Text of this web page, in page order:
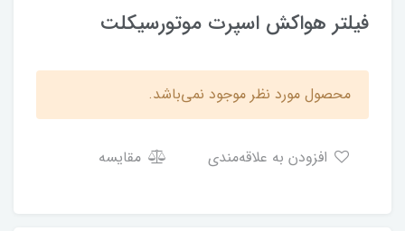
فیلتر هواکش اسپرت موتورسیکلت
محصول مورد نظر موجود نمی‌باشد.
مقایسه